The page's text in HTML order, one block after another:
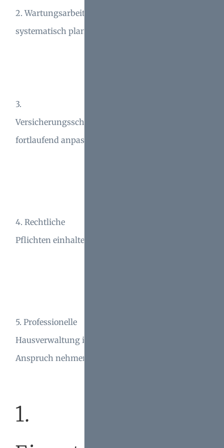
2. Wartungsarbeiten
systematisch planen
3.
Versicherungsschutz
fortlaufend anpassen
4. Rechtliche
Pflichten einhalten
5. Professionelle
Hausverwaltung in
Anspruch nehmen
1.